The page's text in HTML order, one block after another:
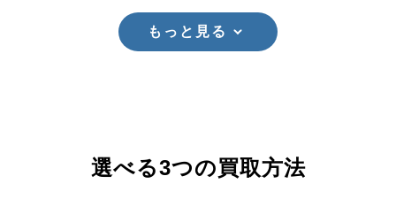
もっと見る
選べる3つの買取方法